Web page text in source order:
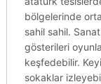
bölgelerinde
sahil sahil.
gösterileri
keşfedebilir.
sokaklar